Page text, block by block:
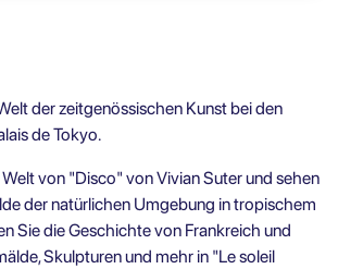
der zeitgenössischen Kunst bei den
de Tokyo.
Welt von "Disco" von Vivian Suter und sehen
der natürlichen Umgebung in tropischem
Sie die Geschichte von Frankreich und
Skulpturen und mehr in "Le soleil